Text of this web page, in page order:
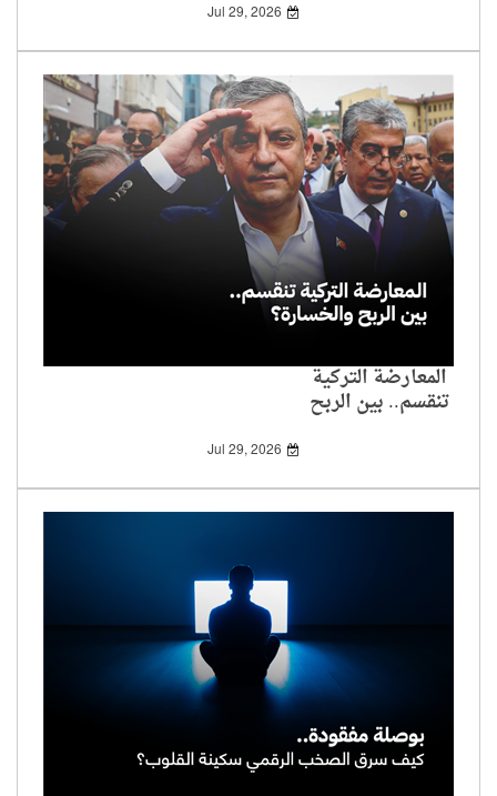
Jul 29, 2026
المعارضة التركية
تنقسم.. بين الربح
Jul 29, 2026